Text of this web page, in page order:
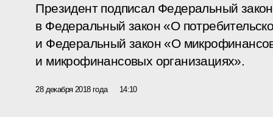
Президент подписал Федеральный
в Федеральный закон «О
и Федеральный закон «О
и микрофинансовых организациях».
28 декабря 2018 года 14:10